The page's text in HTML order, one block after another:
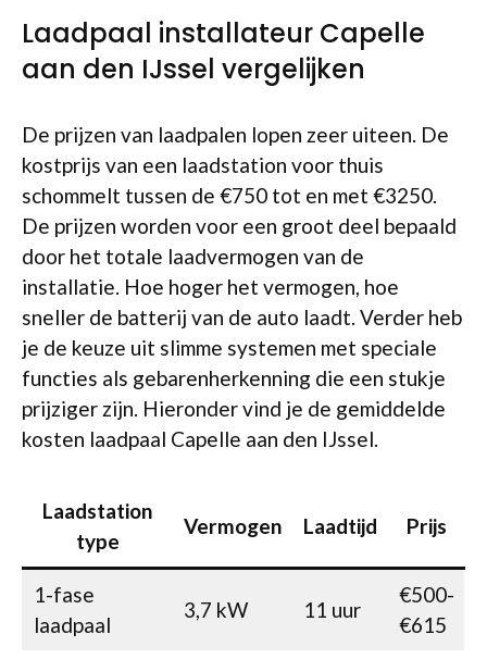
Laadpaal installateur Capelle
aan den IJssel vergelijken
De prijzen van laadpalen lopen zeer uiteen. De
kostprijs van een laadstation voor thuis
schommelt tussen de €750 tot en met €3250.
De prijzen worden voor een groot deel bepaald
door het totale laadvermogen van de
installatie. Hoe hoger het vermogen, hoe
sneller de batterij van de auto laadt. Verder heb
je de keuze uit slimme systemen met speciale
functies als gebarenherkenning die een stukje
prijziger zijn. Hieronder vind je de gemiddelde
kosten laadpaal Capelle aan den IJssel.
Laadstation
type
Vermogen Laadtijd Prijs
1-fase
laadpaal
3,7 kW 11 uur
€500-
€615